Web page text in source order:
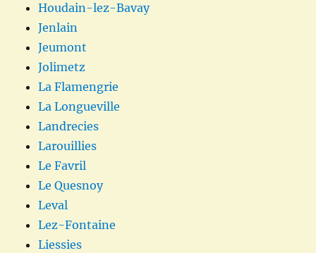
Houdain-lez-Bavay
Jenlain
Jeumont
Jolimetz
La Flamengrie
La Longueville
Landrecies
Larouillies
Le Favril
Le Quesnoy
Leval
Lez-Fontaine
Liessies